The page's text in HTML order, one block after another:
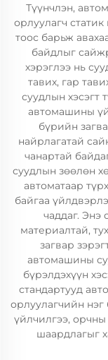
Түүнчлэн,
орлуулагч статик
тоос барьж
байдлыг
хэрэглээ нь
тавих, гар
суудлын хэсэгт
автомашины
бүрийн
найрлагатай
чанартай
суудлын зөөлөн
автоматаар
байгаа
чаддаг. Энэ
материалтай,
загвар
автомашины
бүрэлдэхүүн
стандартууд
орлуулагчийн нэг
үйлчилгээ,
шаардлагыг